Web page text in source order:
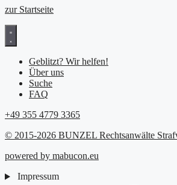
zur Startseite
Geblitzt? Wir helfen!
Über uns
Suche
FAQ
+49 355 4779 3365
© 2015-2026 BUNZEL Rechtsanwälte
powered by mabucon.eu
Impressum